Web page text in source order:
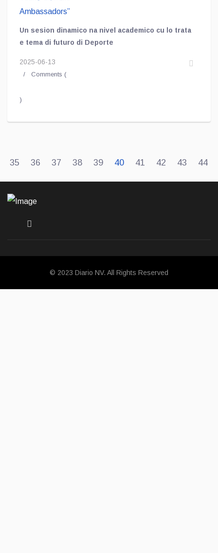
Un sesion dinamico na nivel academico cu lo trata
e tema di futuro di Deporte
2025-06-13
Comments (
)
35 36 37 38 39 40 41 42 43 44
© 2023 Diario NV. All Rights Reserved